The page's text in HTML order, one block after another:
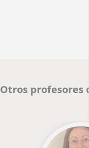
Otros profesores